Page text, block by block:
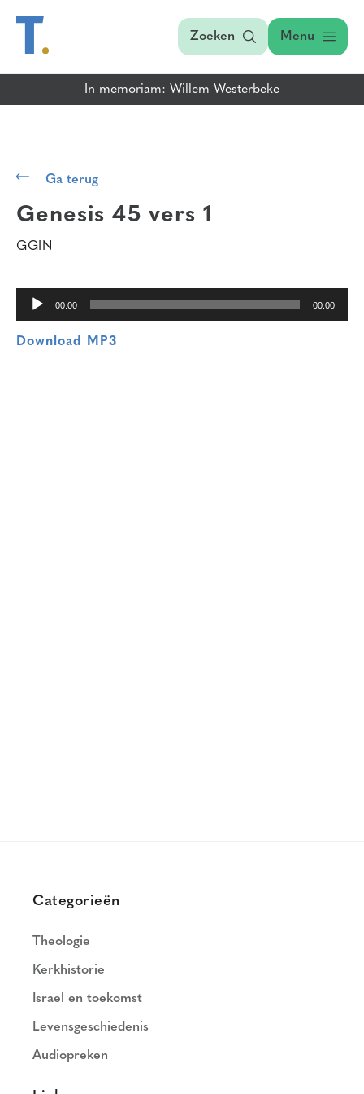
Zoeken Menu
In memoriam: Willem Westerbeke
Ga terug
Genesis 45 vers 1
GGIN
00:00 00:00
Download MP3
Categorieën
Theologie
Kerkhistorie
Israel en toekomst
Levensgeschiedenis
Audiopreken